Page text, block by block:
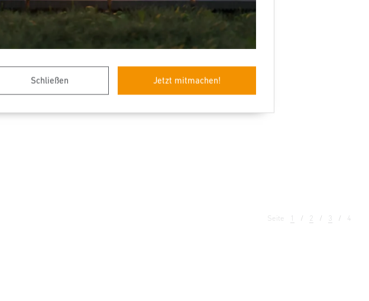
Schließen Jetzt mitmachen!
Seite 1 2 3 4